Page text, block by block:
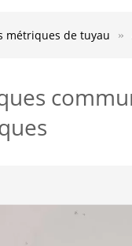
métriques de tuyau